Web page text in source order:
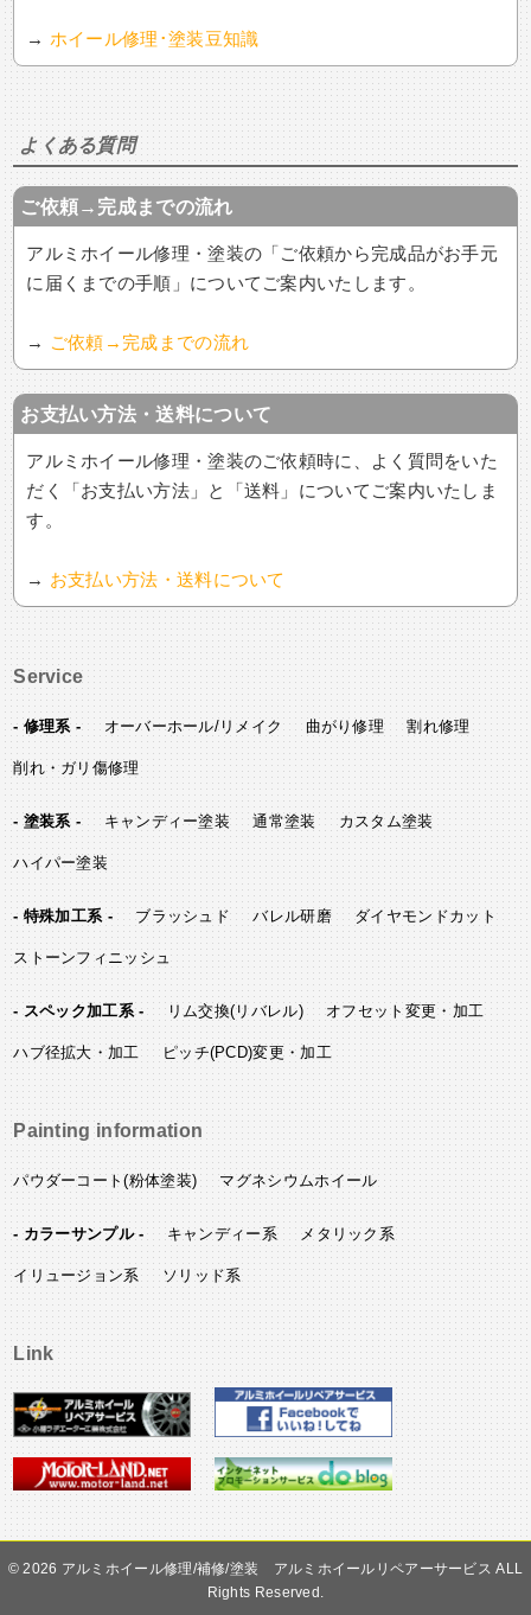
→ ホイール修理･塗装豆知識
よくある質問
ご依頼→完成までの流れ
アルミホイール修理・塗装の「ご依頼から完成品がお手元
に届くまでの手順」についてご案内いたします。
→ ご依頼→完成までの流れ
お支払い方法・送料について
アルミホイール修理・塗装のご依頼時に、よく質問をいた
だく「お支払い方法」と「送料」についてご案内いたしま
す。
→ お支払い方法・送料について
Service
- 修理系 - オーバーホール/リメイク 曲がり修理 割れ修理
削れ・ガリ傷修理
- 塗装系 - キャンディー塗装 通常塗装 カスタム塗装
ハイパー塗装
- 特殊加工系 - ブラッシュド バレル研磨 ダイヤモンドカット
ストーンフィニッシュ
- スペック加工系 - リム交換(リバレル) オフセット変更・加工
ハブ径拡大・加工 ピッチ(PCD)変更・加工
Painting information
パウダーコート(粉体塗装) マグネシウムホイール
- カラーサンプル - キャンディー系 メタリック系
イリュージョン系 ソリッド系
Link
©
アルミホイール修理/補修/塗装 アルミホイールリペアーサービス ALL
Rights Reserved.